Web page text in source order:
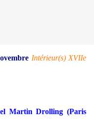
Intérieur(s) XVIIe
Martin Drolling (Paris